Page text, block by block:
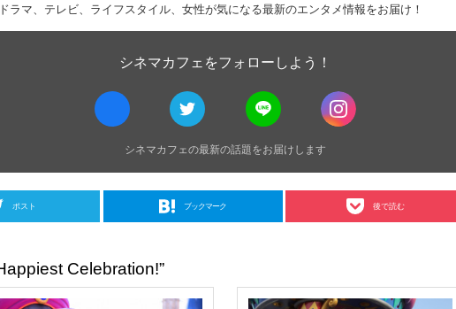
ラマ、テレビ、ライフスタイル、女性が気になる最新のエンタメ情報をお届け！
シネマカフェをフォローしよう！
シネマカフェの最新の話題をお届けします
ポスト ブックマーク 後で読む
Celebration!”